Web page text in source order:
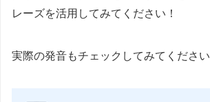
レーズを活用してみてください！
実際の発音もチェックしてみてください